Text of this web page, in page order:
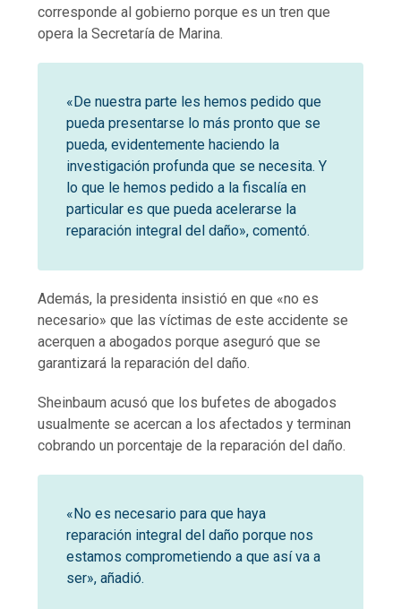
corresponde al gobierno porque es un tren que
opera la Secretaría de Marina.
«De nuestra parte les hemos pedido que
pueda presentarse lo más pronto que se
pueda, evidentemente haciendo la
investigación profunda que se necesita. Y
lo que le hemos pedido a la fiscalía en
particular es que pueda acelerarse la
reparación integral del daño», comentó.
Además, la presidenta insistió en que «no es
necesario» que las víctimas de este accidente se
acerquen a abogados porque aseguró que se
garantizará la reparación del daño.
Sheinbaum acusó que los bufetes de abogados
usualmente se acercan a los afectados y terminan
cobrando un porcentaje de la reparación del daño.
«No es necesario para que haya
reparación integral del daño porque nos
estamos comprometiendo a que así va a
ser», añadió.